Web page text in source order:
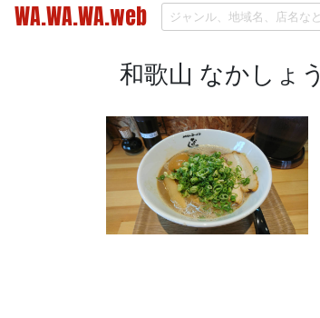
WA.WA.WA.web
和歌山 なかしょう